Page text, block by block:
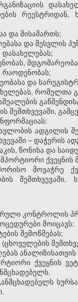
და მისამართს;
და შესვლის
რაოდენობას;
და
შემთხვევაში,
ადგილის
– დაჭერის
წონისა და
მოვაჭრე
კონტროლის
მოიცავს:
შემოწმებას;
ქვეყნის